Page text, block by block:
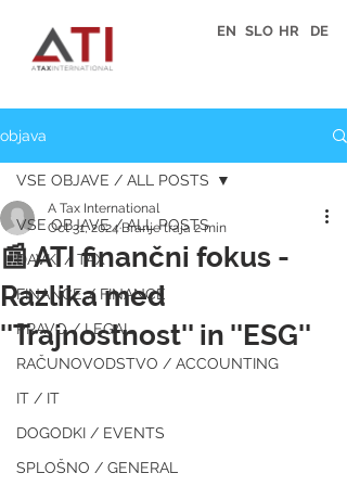
EN SLO HR DE
objava
VSE OBJAVE / ALL POSTS
DAVKI / TAX
FINANCE / FINANCE
PRAVO / LEGAL
RAČUNOVODSTVO / ACCOUNTING
IT / IT
DOGODKI / EVENTS
SPLOŠNO / GENERAL
VSE OBJAVE / ALL POSTS
📰 ATI finančni fokus -
Razlika med
''Trajnostnost'' in ''ESG''
A Tax International
Oct 31, 2024 Branje traja 2 min